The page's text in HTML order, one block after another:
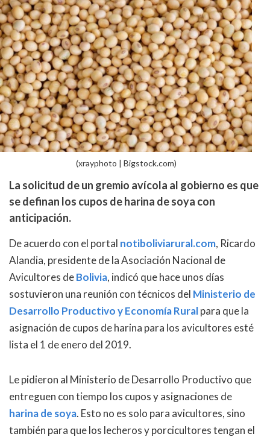
(xrayphoto | Bigstock.com)
La solicitud de un gremio avícola al gobierno es que
se definan los cupos de harina de soya con
anticipación.
De acuerdo con el portal notiboliviarural.com, Ricardo
Alandia, presidente de la Asociación Nacional de
Avicultores deBolivia, indicó que hace unos días
sostuvieron una reunión con técnicos del Ministerio de
Desarrollo Productivo y Economía Ruralpara que la
asignación de cupos de harina para los avicultores esté
lista el 1 de enero del 2019.
Le pidieron al Ministerio de Desarrollo Productivo que
entreguen con tiempo los cupos y asignaciones de
harina de soya. Esto no es solo para avicultores, sino
también para que los lecheros y porcicultores tengan el